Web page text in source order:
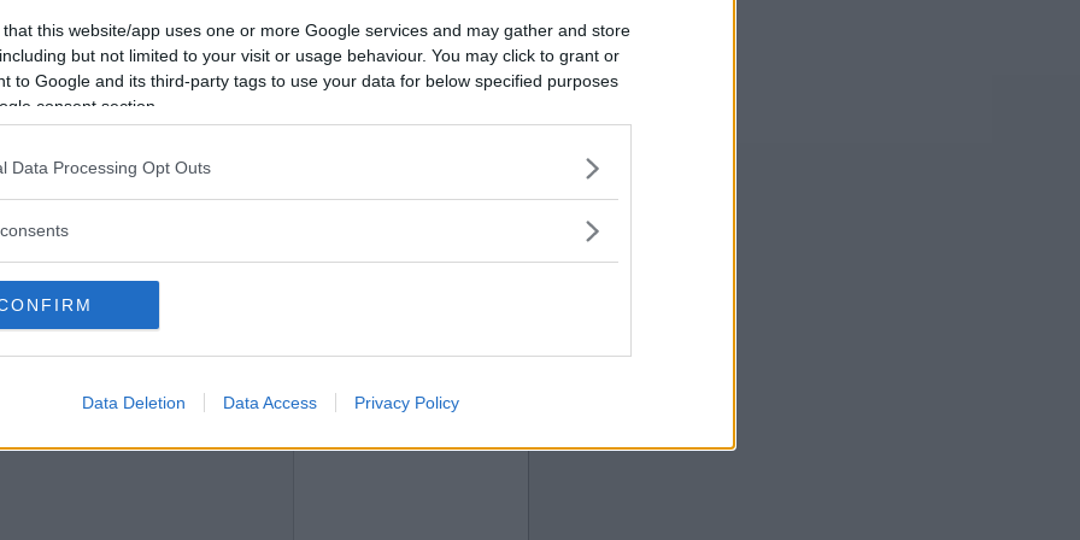
that this website/app uses one or more Google services and may gather and store
but not limited to your visit or usage behaviour. You may click to grant or
to Google and its third-party tags to use your data for below specified purposes
consent section.
Data Processing Opt Outs
Data Deletion Data Access Privacy Policy
2018-06-19 03:56
Vill du bli
medlem?